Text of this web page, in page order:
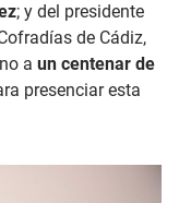
; y del presidente
de Cádiz,
a un centenar de
presenciar esta